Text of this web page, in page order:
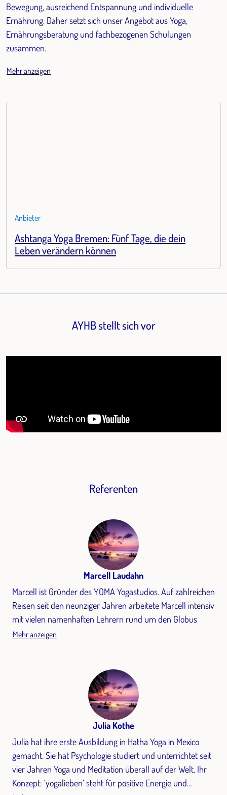
Bewegung, ausreichend Entspannung und individuelle
Ernährung. Daher setzt sich unser Angebot aus Yoga,
Ernährungsberatung und fachbezogenen Schulungen
zusammen.
Mehr anzeigen
Anbieter
Ashtanga Yoga Bremen: Fünf Tage, die dein
Leben verändern können
AYHB stellt sich vor
Referenten
Marcell Laudahn
Marcell ist Gründer des YOMA Yogastudios. Auf zahlreichen
Reisen seit den neunziger Jahren arbeitete Marcell intensiv
mit vielen namenhaften Lehrern rund um den Globus
Mehr anzeigen
Julia Kothe
Julia hat ihre erste Ausbildung in Hatha Yoga in Mexico
gemacht. Sie hat Psychologie studiert und unterrichtet seit
vier Jahren Yoga und Meditation überall auf der Welt. Ihr
Konzept: ‘yogalieben‘ steht für positive Energie und